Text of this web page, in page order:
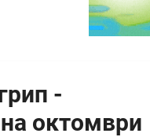
-
октомври